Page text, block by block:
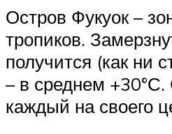
Остров Фукуок –
тропиков.
получится (как ни
– в среднем +30°С.
каждый на своего